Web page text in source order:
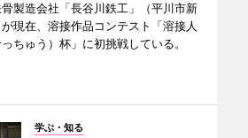
製造会社「長谷川鉄工」（平川市新
現在、溶接作品コンテスト「溶接人
っちゅう）杯」に初挑戦している。
学ぶ・知る